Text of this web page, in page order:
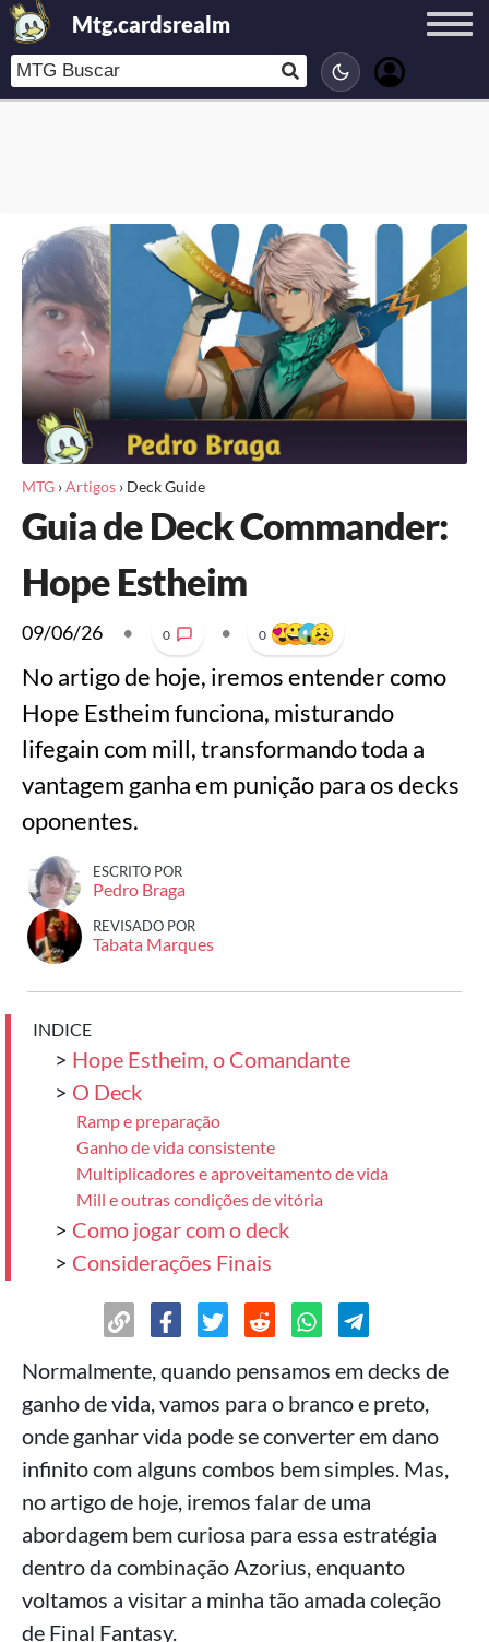
Mtg.cardsrealm
MTG ›Artigos › Deck Guide
Guia de Deck Commander:
Hope Estheim
09/06/26 • 0 • 0
No artigo de hoje, iremos entender como
Hope Estheim funciona, misturando
lifegain com mill, transformando toda a
vantagem ganha em punição para os decks
oponentes.
ESCRITO POR
Pedro Braga
REVISADO POR
Tabata Marques
INDICE
> Hope Estheim, o Comandante
> O Deck
Ramp e preparação
Ganho de vida consistente
Multiplicadores e aproveitamento de vida
Mill e outras condições de vitória
> Como jogar com o deck
> Considerações Finais
Normalmente, quando pensamos em decks de
ganho de vida, vamos para o branco e preto,
onde ganhar vida pode se converter em dano
infinito com alguns combos bem simples. Mas,
no artigo de hoje, iremos falar de uma
abordagem bem curiosa para essa estratégia
dentro da combinação Azorius, enquanto
voltamos a visitar a minha tão amada coleção
de Final Fantasy.